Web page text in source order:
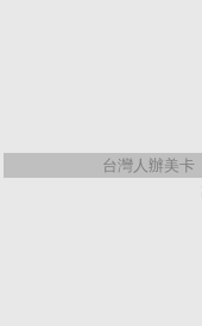
台灣人辦美卡